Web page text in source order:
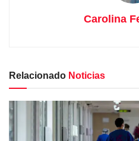
Carolina
Relacionado Noticias